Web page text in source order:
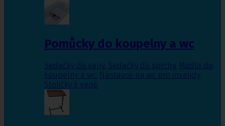
Pomůcky do koupelny a wc
Sedačky do vany, Sedačky do sprchy, Madla do
koupelny a wc, Nástavce na wc pro invalidy,
Stoličky k vaně